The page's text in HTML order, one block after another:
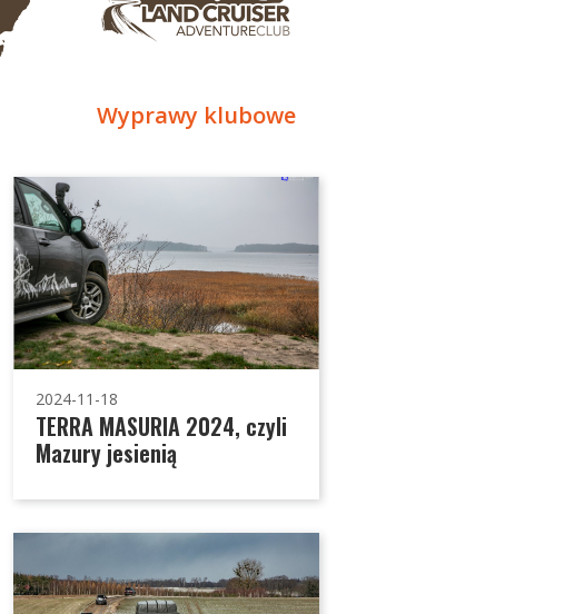
Wyprawy klubowe
2024-11-18
TERRA MASURIA 2024, czyli
Mazury jesienią